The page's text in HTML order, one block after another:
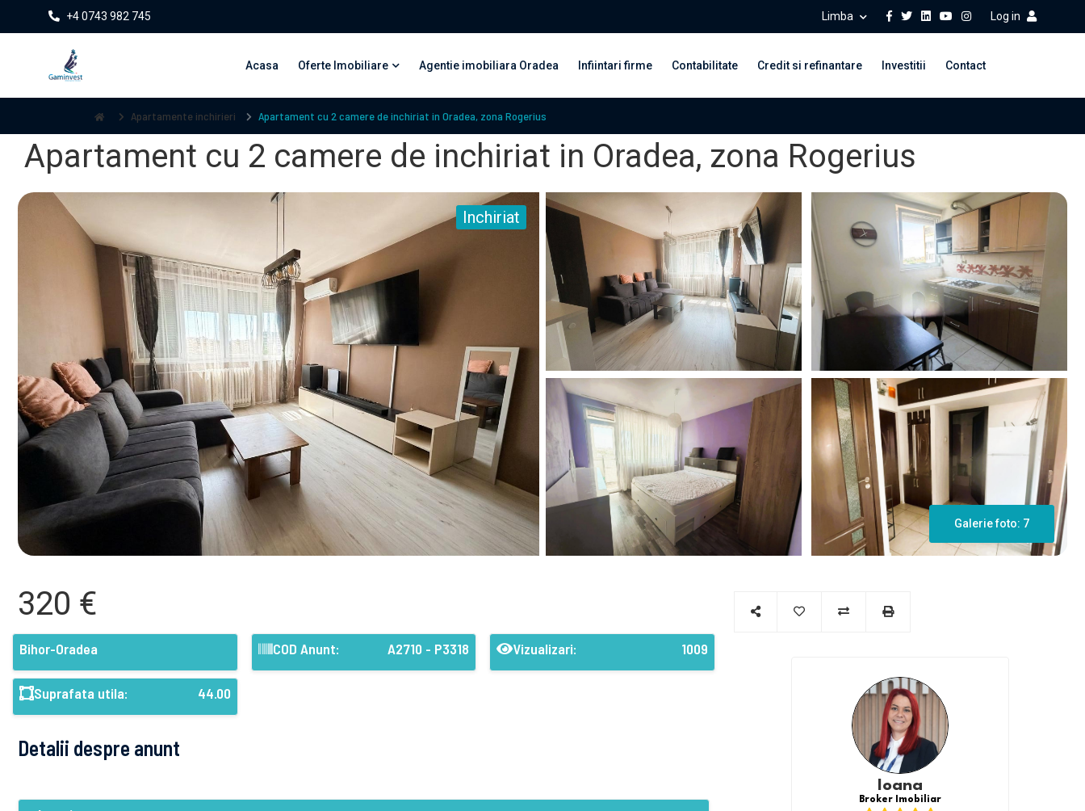
+4 0743 982 745 Limba Log in
Acasa Oferte Imobiliare Agentie imobiliara Oradea Infiintari firme Contabilitate Credit si refinantare Investitii Contact
Apartamente inchirieri Apartament cu 2 camere de inchiriat in Oradea, zona Rogerius
Apartament cu 2 camere de inchiriat in Oradea, zona Rogerius
Inchiriat
Galerie foto: 7
320 €
Bihor-Oradea COD Anunt: A2710 - P3318 Vizualizari: 1009
Suprafata utila: 44.00
Detalii despre anunt
Ioana
Broker Imobiliar